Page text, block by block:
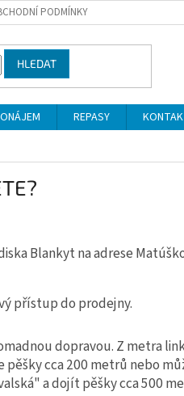
PODMÍNKY
HLEDAT
REPASY
Blankyt na adrese
přístup do prodejny.
dopravou. Z metra
cca 200 metrů nebo
a dojít pěšky cca 500